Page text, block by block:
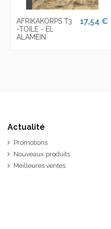
AFRIKAKORPS T3
-TOILE - EL
ALAMEIN
17,54 €
Actualité
Promotions
Nouveaux produits
Meilleures ventes